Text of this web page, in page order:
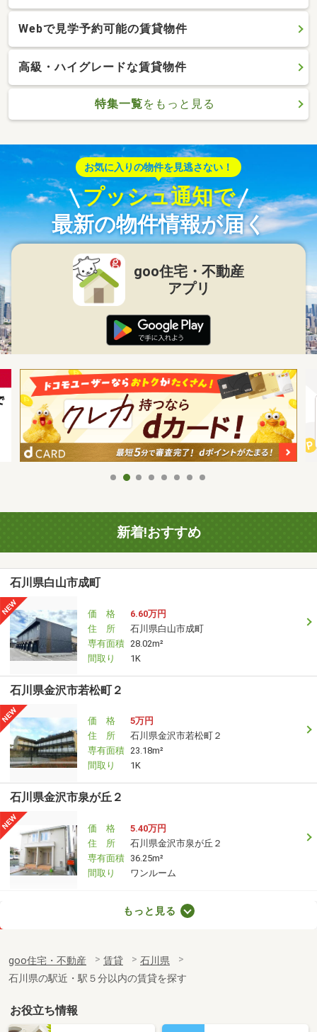
Webで見学予約可能の賃貸物件
高級・ハイグレードな賃貸物件
特集一覧をもっと見る
お気に入りの物件を見逃さない！
プッシュ通知で
最新の物件情報が届く
goo住宅・不動産
アプリ
新着!おすすめ
石川県白山市成町
価 格
6.60万円
住 所
石川県白山市成町
専有面積 28.02m²
間取り
1K
石川県金沢市若松町２
価 格
5万円
住 所
石川県金沢市若松町２
専有面積 23.18m²
間取り
1K
石川県金沢市泉が丘２
価 格
5.40万円
住 所
石川県金沢市泉が丘２
専有面積 36.25m²
間取り
ワンルーム
専有面積
19.87m²
間取り
1K
石川県金沢市糸田２丁目
もっと見る
goo住宅・不動産 賃貸
石川県
石川県の駅近・駅５分以内の賃貸を探す
お役立ち情報